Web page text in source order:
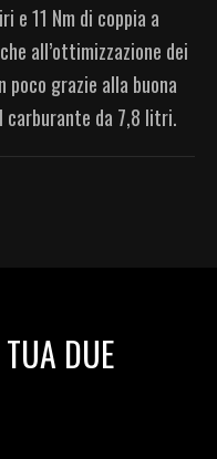
e 11 Nm di coppia a
all’ottimizzazione dei
poco grazie alla buona
carburante da 7,8 litri.
DUE